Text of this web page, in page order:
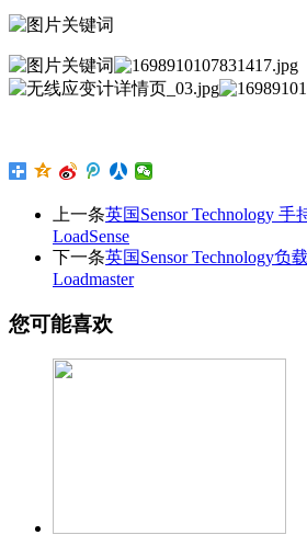
上一条英国Sensor Technology
LoadSense
下一条英国Sensor Technology负
Loadmaster
您可能喜欢